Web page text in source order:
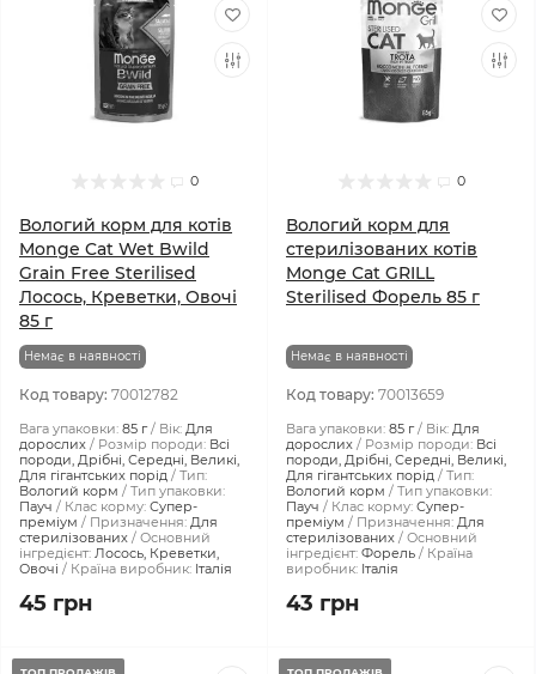
0
Вологий корм для котів
Monge Cat Wet Bwild
Grain Free Sterilised
Лосось, Креветки, Овочі
85 г
Немає в наявності
Код товару: 70012782
Вага упаковки: 85 г Вік: Для
дорослих
Розмір породи: Всі
породи, Дрібні, Середні, Великі,
Для гігантських порід
Тип:
Вологий корм
Тип упаковки:
Пауч
Клас корму: Супер-
преміум
Призначення: Для
стерилізованих
Основний
інгредієнт: Лосось, Креветки,
Овочі
Країна виробник: Італія
45 грн
0
Вологий корм для
стерилізованих котів
Monge Cat GRILL
Sterilised Форель 85 г
Немає в наявності
Код товару: 70013659
Вага упаковки: 85 г Вік: Для
дорослих
Розмір породи: Всі
породи, Дрібні, Середні, Великі,
Для гігантських порід
Тип:
Вологий корм
Тип упаковки:
Пауч
Клас корму: Супер-
преміум
Призначення: Для
стерилізованих
Основний
інгредієнт: Форель
Країна
виробник: Італія
43 грн